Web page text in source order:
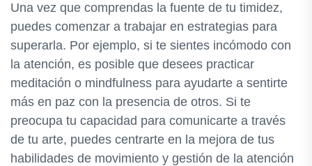
Una vez que comprendas la fuente de tu timidez,
puedes comenzar a trabajar en estrategias para
superarla. Por ejemplo, si te sientes incómodo con
la atención, es posible que desees practicar
meditación o mindfulness para ayudarte a sentirte
más en paz con la presencia de otros. Si te
preocupa tu capacidad para comunicarte a través
de tu arte, puedes centrarte en la mejora de tus
habilidades de movimiento y gestión de la atención